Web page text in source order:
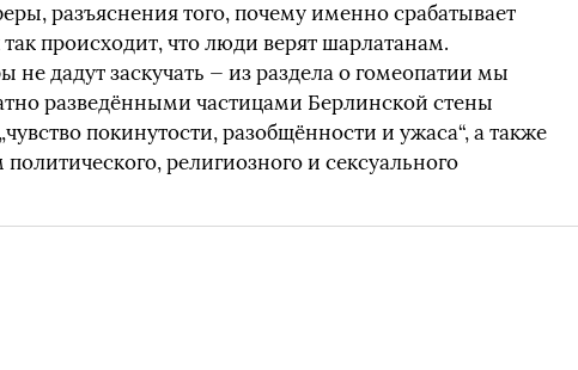
разъяснения того, почему именно срабатывает
происходит, что люди верят шарлатанам.
дадут заскучать — из раздела о гомеопатии мы
разведёнными частицами Берлинской стены
покинутости, разобщённости и ужаса“, а также
религиозного и сексуального